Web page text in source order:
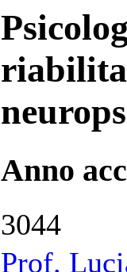
Anno
3044
Prof.